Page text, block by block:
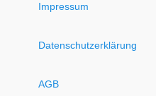
Impressum
Datenschutzerklärung
AGB